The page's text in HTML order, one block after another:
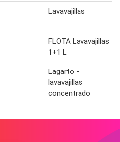
Lavavajillas
FLOTA Lavavajillas
1+1 L
Lagarto -
lavavajillas
concentrado